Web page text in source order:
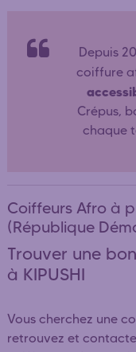
Depuis
coiffure
Crépus,
chaque
Coiffeurs Afro à
(République
Trouver une
à KIPUSHI
Vous cherchez une
retrouvez et